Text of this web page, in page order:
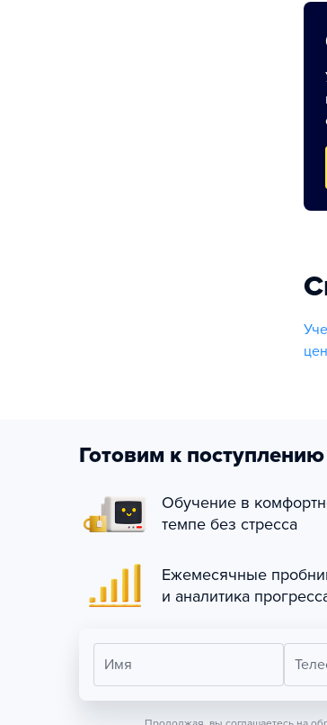
Готовим к
Обучение в
темпе без стресса
Ежемесячные
и аналитика
Имя